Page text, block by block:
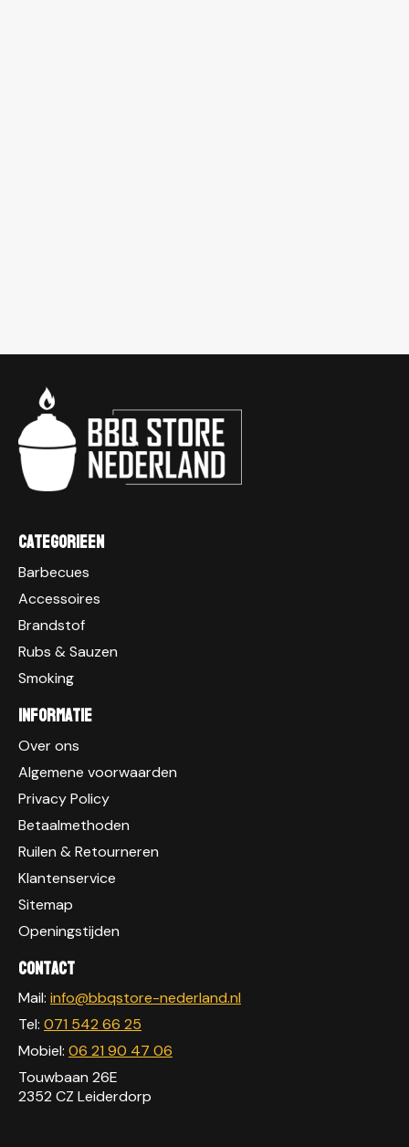
Categorieen
Barbecues
Accessoires
Brandstof
Rubs & Sauzen
Smoking
Informatie
Over ons
Algemene voorwaarden
Privacy Policy
Betaalmethoden
Ruilen & Retourneren
Klantenservice
Sitemap
Openingstijden
Contact
Mail: info@bbqstore-nederland.nl
Tel: 071 542 66 25
Mobiel: 06 21 90 47 06
Touwbaan 26E
2352 CZ Leiderdorp